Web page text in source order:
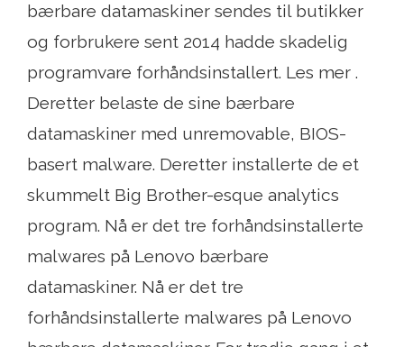
bærbare datamaskiner sendes til butikker
og forbrukere sent 2014 hadde skadelig
programvare forhåndsinstallert. Les mer .
Deretter belaste de sine bærbare
datamaskiner med unremovable, BIOS-
basert malware. Deretter installerte de et
skummelt Big Brother-esque analytics
program. Nå er det tre forhåndsinstallerte
malwares på Lenovo bærbare
datamaskiner. Nå er det tre
forhåndsinstallerte malwares på Lenovo